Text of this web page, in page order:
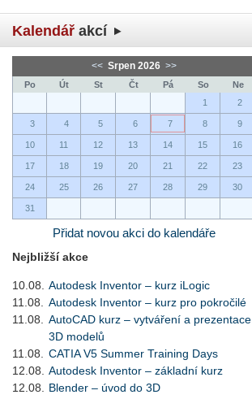
Kalendář akcí
<< Srpen 2026 >>
Po Út St Čt Pá So
Ne
1
2
3 4 5 6 7 8 9
10 11 12 13 14 15 16
17 18 19 20 21 22 23
24 25 26 27 28 29 30
31
Přidat novou akci do kalendáře
Nejbližší akce
10.08.
Autodesk Inventor – kurz iLogic
11.08.
Autodesk Inventor – kurz pro pokročilé
11.08.
AutoCAD kurz – vytváření a prezentace
3D modelů
11.08.
CATIA V5 Summer Training Days
12.08.
Autodesk Inventor – základní kurz
12.08.
Blender – úvod do 3D